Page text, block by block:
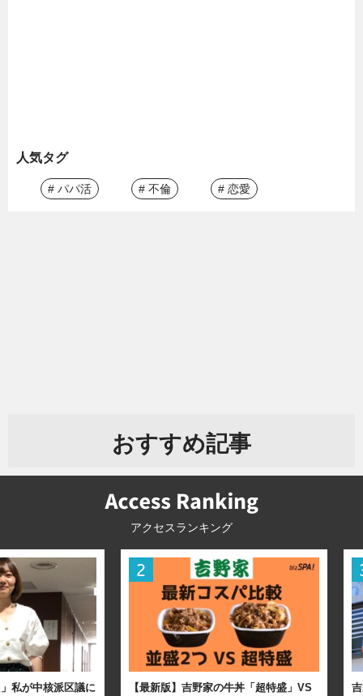
人気タグ
# パパ活 # 不倫 # 恋愛
おすすめ記事
アクセスランキング
私が中核派区議に 【最新版】吉野家の牛丼「超特盛」VS